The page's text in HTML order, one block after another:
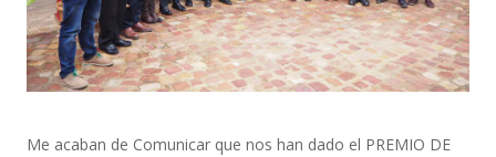
Me acaban de Comunicar que nos han dado el PREMIO DE